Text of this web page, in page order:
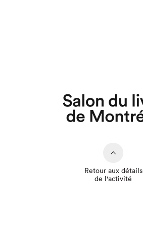
Retour aux détails
de l'activité